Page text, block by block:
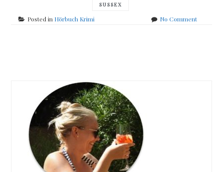
SUSSEX
Posted in Hörbuch Krimi No Commenton
navigation